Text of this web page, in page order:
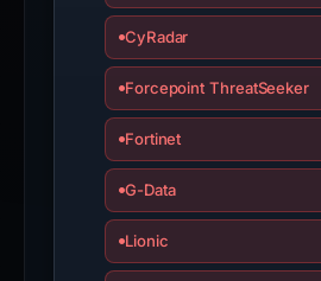
CyRadar
Forcepoint ThreatSeeker
Fortinet
G-Data
Lionic